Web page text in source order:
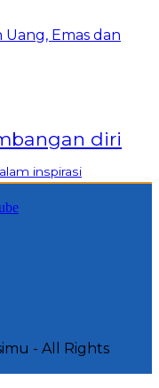
Emas dan
diri
inspirasi
- All Rights